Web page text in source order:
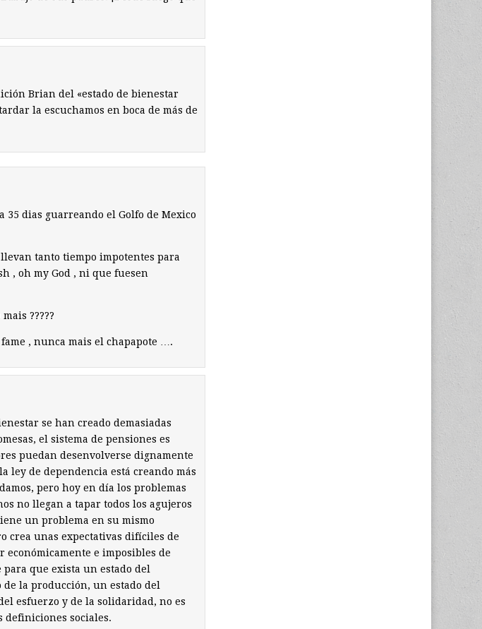
Brian del «estado de bienestar
la escuchamos en boca de más de
dias guarreando el Golfo de Mexico
tanto tiempo impotentes para
, oh my God , ni que fuesen
?????
, nunca mais el chapapote ….
se han creado demasiadas
el sistema de pensiones es
puedan desenvolverse dignamente
ley de dependencia está creando más
pero hoy en día los problemas
no llegan a tapar todos los agujeros
un problema en su mismo
crea unas expectativas difíciles de
e imposibles de
que exista un estado del
la producción, un estado del
esfuerzo y de la solidaridad, no es
definiciones sociales.